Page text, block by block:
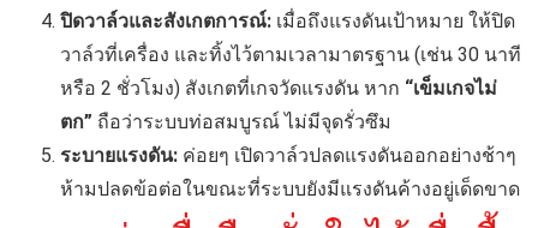
ปิดวาล์วและสังเกตการณ์: เมื่อถึงแรงดันเป้าหมาย ให้ปิด
วาล์วที่เครื่อง และทิ้งไว้ตามเวลามาตรฐาน (เช่น 30 นาที
หรือ 2 ชั่วโมง) สังเกตที่เกจวัดแรงดัน หาก “เข็มเกจไม่
ตก” ถือว่าระบบท่อสมบูรณ์ ไม่มีจุดรั่วซึม
ระบายแรงดัน: ค่อยๆ เปิดวาล์วปลดแรงดันออกอย่างช้าๆ
ห้ามปลดข้อต่อในขณะที่ระบบยังมีแรงดันค้างอยู่เด็ดขาด